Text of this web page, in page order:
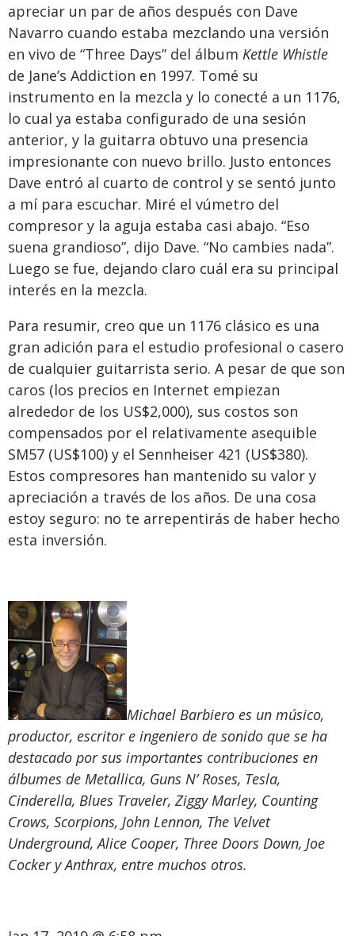
apreciar un par de años después con Dave
Navarro cuando estaba mezclando una versión
en vivo de “Three Days” del álbum Kettle Whistle
de Jane’s Addiction en 1997. Tomé su
instrumento en la mezcla y lo conecté a un 1176,
lo cual ya estaba configurado de una sesión
anterior, y la guitarra obtuvo una presencia
impresionante con nuevo brillo. Justo entonces
Dave entró al cuarto de control y se sentó junto
a mí para escuchar. Miré el vúmetro del
compresor y la aguja estaba casi abajo. “Eso
suena grandioso”, dijo Dave. “No cambies nada”.
Luego se fue, dejando claro cuál era su principal
interés en la mezcla.
Para resumir, creo que un 1176 clásico es una
gran adición para el estudio profesional o casero
de cualquier guitarrista serio. A pesar de que son
caros (los precios en Internet empiezan
alrededor de los US$2,000), sus costos son
compensados por el relativamente asequible
SM57 (US$100) y el Sennheiser 421 (US$380).
Estos compresores han mantenido su valor y
apreciación a través de los años. De una cosa
estoy seguro: no te arrepentirás de haber hecho
esta inversión.
Michael Barbiero es un músico,
productor, escritor e ingeniero de sonido que se ha
destacado por sus importantes contribuciones en
álbumes de Metallica, Guns N’ Roses, Tesla,
Cinderella, Blues Traveler, Ziggy Marley, Counting
Crows, Scorpions, John Lennon, The Velvet
Underground, Alice Cooper, Three Doors Down, Joe
Cocker y Anthrax, entre muchos otros.